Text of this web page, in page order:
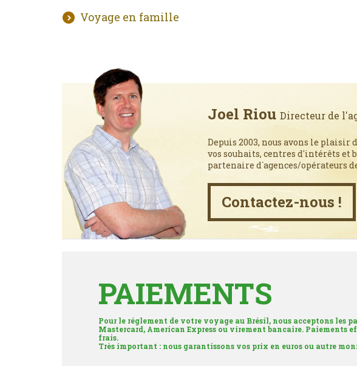
Voyage en famille
Joel Riou Directeur de
Depuis 2003, nous avons le plaisir
vos souhaits, centres d'intérêts et
partenaire d´agences/opérateurs
Contactez-nous !
PAIEMENTS
Pour le réglement de votre voyage au Brésil, nous acceptons les
Mastercard, American Express ou virement bancaire. Paiements
frais.
Très important : nous garantissons vos prix en euros ou autre